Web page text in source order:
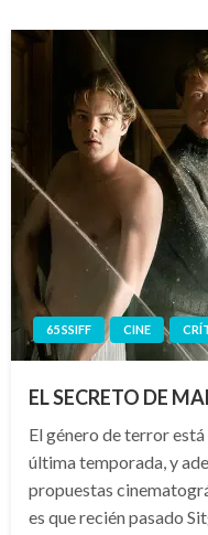
65 SSIFF CINE
EL SECRETO DE
El género de terror
última temporada, y
propuestas
es que recién pasado